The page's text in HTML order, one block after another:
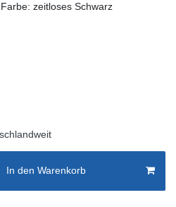
zeitloses Schwarz
In den Warenkorb